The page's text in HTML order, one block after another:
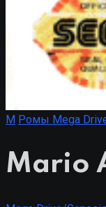
M Ромы Mega
Mario